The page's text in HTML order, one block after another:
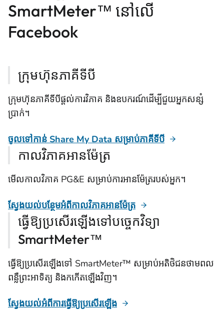
SmartMeter™ នៅលើ
Facebook
ក្រុមហ៊ុនភាគីទីបី
ក្រុមហ៊ុនភាគីទីបីផ្តល់ការវិភាគ និងឧបករណ៍ដើម្បីជួយអ្នកសន្សំ
ប្រាក់។
ចូលទៅកាន់ Share My Data សម្រាប់ភាគីទីបី
កាលវិភាគអានម៉ែត្រ
មើលកាលវិភាគ PG&E សម្រាប់ការអានម៉ែត្ររបស់អ្នក។
ស្វែងយល់បន្ថែមអំពីកាលវិភាគអានម៉ែត្រ
ធ្វើឱ្យប្រសើរឡើងទៅបច្ចេកវិទ្យា
SmartMeter™
ធ្វើឱ្យប្រសើរឡើងទៅ SmartMeter™ សម្រាប់អតិថិជនថាមពល
ពន្លឺព្រះអាទិត្យ និងកកើតឡើងវិញ។
ស្វែងយល់អំពីការធ្វើឱ្យប្រសើរឡើង